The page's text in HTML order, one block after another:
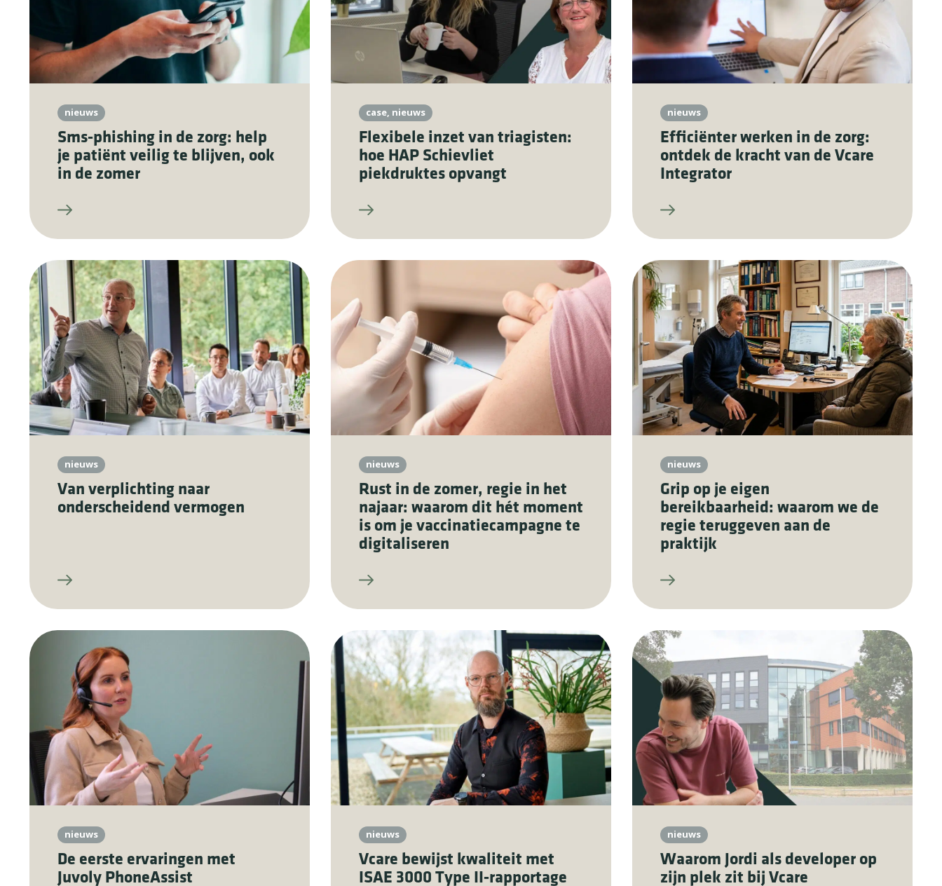
nieuws
Sms-phishing in de zorg: help
je patiënt veilig te blijven, ook
in de zomer
case, nieuws
Flexibele inzet van triagisten:
hoe HAP Schievliet
piekdruktes opvangt
nieuws
Efficiënter werken in de zorg:
ontdek de kracht van de Vcare
Integrator
nieuws
Van verplichting naar
onderscheidend vermogen
nieuws
Rust in de zomer, regie in het
najaar: waarom dit hét moment
is om je vaccinatiecampagne te
digitaliseren
nieuws
Grip op je eigen
bereikbaarheid: waarom we de
regie teruggeven aan de
praktijk
nieuws
De eerste ervaringen met
Juvoly PhoneAssist
nieuws
Vcare bewijst kwaliteit met
ISAE 3000 Type II-rapportage
nieuws
Waarom Jordi als developer op
zijn plek zit bij Vcare